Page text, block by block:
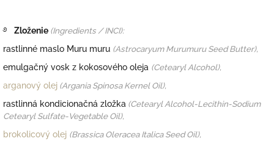
࿔ Zloženie (Ingredients / INCI):
rastlinné maslo Muru muru (Astrocaryum Murumuru Seed Butter),
emulgačný vosk z kokosového oleja (Cetearyl Alcohol),
arganový olej (Argania Spinosa Kernel Oil),
rastlinná kondicionačná zložka (Cetearyl Alcohol-Lecithin-Sodium
Cetearyl Sulfate-Vegetable Oil),
brokolicový olej (Brassica Oleracea Italica Seed Oil),